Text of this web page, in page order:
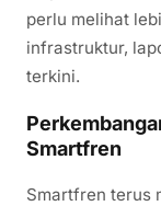
perlu melihat
infrastruktur,
terkini.
Smartfren
Smartfren terus